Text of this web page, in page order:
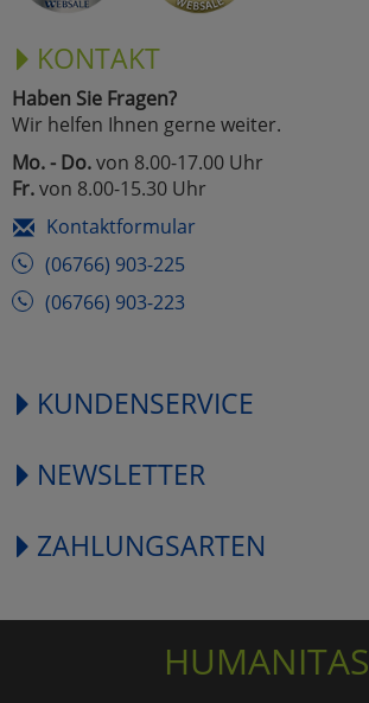
KONTAKT
Haben Sie Fragen?
Wir helfen Ihnen gerne weiter.
Mo. - Do.von 8.00-17.00 Uhr
Fr.von 8.00-15.30 Uhr
Kontaktformular
(06766) 903-225
(06766) 903-223
KUNDENSERVICE
NEWSLETTER
ZAHLUNGSARTEN
HUMANITAS